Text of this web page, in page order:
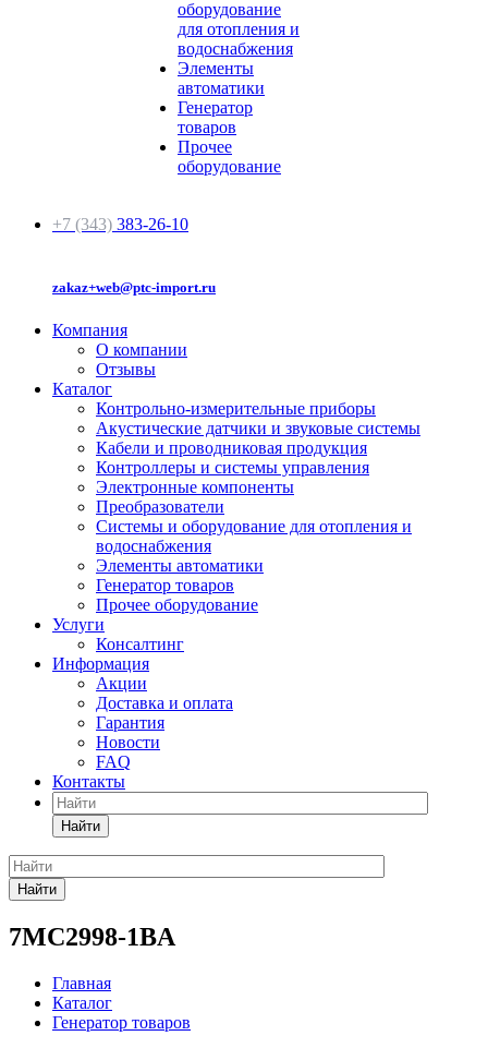
оборудование
для отопления и
водоснабжения
Элементы
автоматики
Генератор
товаров
Прочее
оборудование
+7 (343) 383-26-10
zakaz+web@ptc-import.ru
Компания
О компании
Отзывы
Каталог
Контрольно-измерительные приборы
Акустические датчики и звуковые системы
Кабели и проводниковая продукция
Контроллеры и системы управления
Электронные компоненты
Преобразователи
Системы и оборудование для отопления и
водоснабжения
Элементы автоматики
Генератор товаров
Прочее оборудование
Услуги
Консалтинг
Информация
Акции
Доставка и оплата
Гарантия
Новости
FAQ
Контакты
Найти
Найти
7MC2998-1BA
Главная
Каталог
Генератор товаров